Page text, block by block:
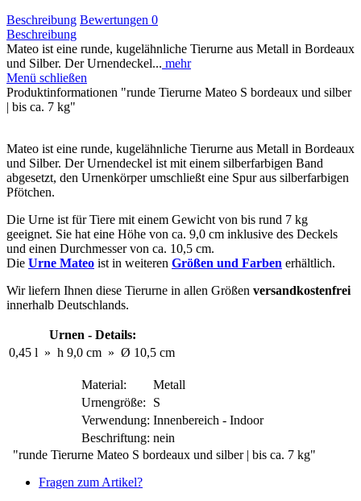
Beschreibung Bewertungen 0
Beschreibung
Mateo ist eine runde, kugelähnliche Tierurne aus Metall in Bordeaux
und Silber. Der Urnendeckel... mehr
Menü schließen
Produktinformationen "runde Tierurne Mateo S bordeaux und silber
| bis ca. 7 kg"
Mateo ist eine runde, kugelähnliche Tierurne aus Metall in Bordeaux
und Silber. Der Urnendeckel ist mit einem silberfarbigen Band
abgesetzt, den Urnenkörper umschließt eine Spur aus silberfarbigen
Pfötchen.
Die Urne ist für Tiere mit einem Gewicht von bis rund 7 kg
geeignet. Sie hat eine Höhe von ca. 9,0 cm inklusive des Deckels
und einen Durchmesser von ca. 10,5 cm.
Die Urne Mateo ist in weiteren Größen und Farben erhältlich.
Wir liefern Ihnen diese Tierurne in allen Größen versandkostenfrei
innerhalb Deutschlands.
Urnen - Details:
0,45 l » h 9,0 cm » Ø 10,5 cm
Material:
Metall
Urnengröße:
S
Verwendung: Innenbereich - Indoor
Beschriftung: nein
"runde Tierurne Mateo S bordeaux und silber | bis ca. 7 kg"
Fragen zum Artikel?